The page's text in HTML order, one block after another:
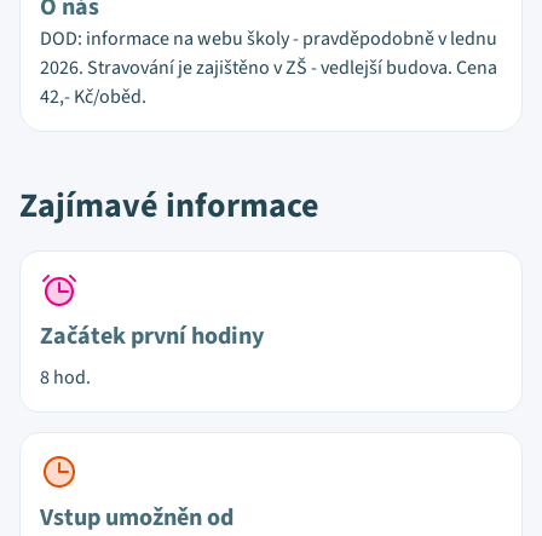
O nás
DOD: informace na webu školy - pravděpodobně v lednu
2026. Stravování je zajištěno v ZŠ - vedlejší budova. Cena
42,- Kč/oběd.
Zajímavé informace
Začátek první hodiny
8 hod.
Vstup umožněn od